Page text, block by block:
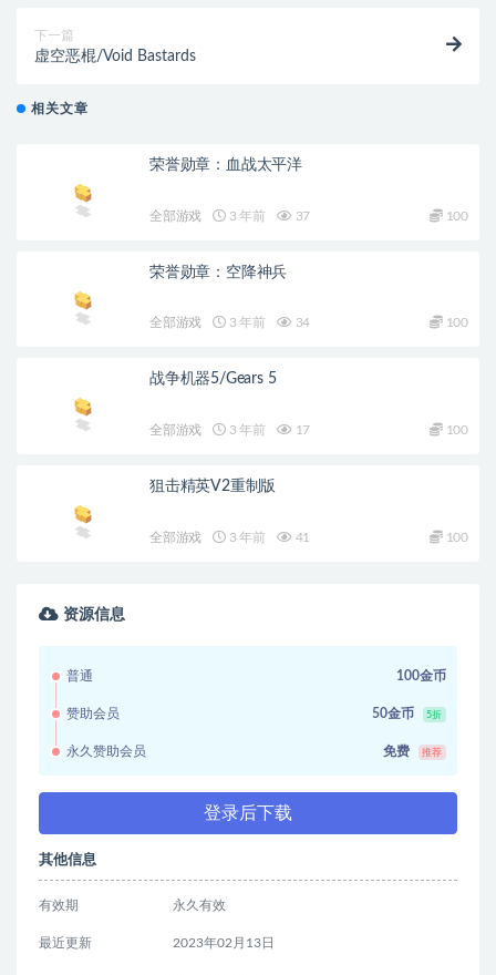
下一篇
虚空恶棍/Void Bastards
相关文章
荣誉勋章：血战太平洋
全部游戏 3 年前 37 100
荣誉勋章：空降神兵
全部游戏 3 年前 34 100
战争机器5/Gears 5
全部游戏 3 年前 17 100
狙击精英V2重制版
全部游戏 3 年前 41 100
资源信息
普通 100金币
赞助会员 50金币 5折
永久赞助会员 免费 推荐
登录后下载
其他信息
有效期 永久有效
最近更新 2023年02月13日